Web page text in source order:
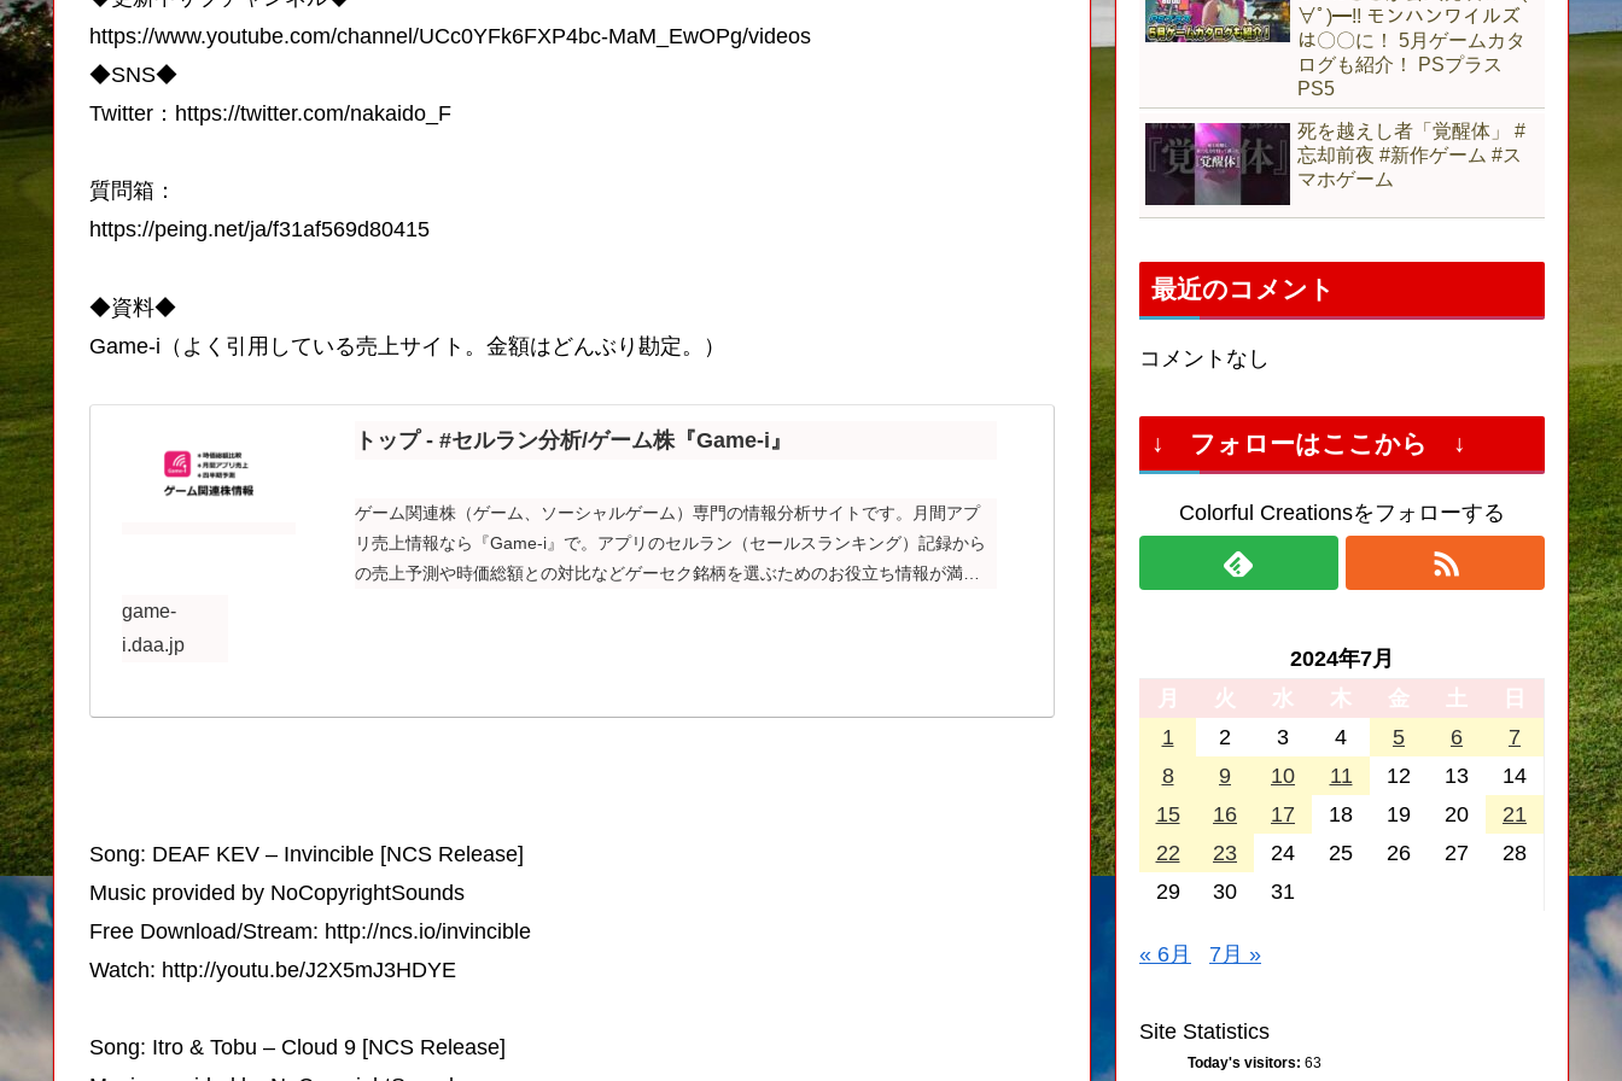
https://www.youtube.com/channel/UCc0YFk6FXP4bc-MaM_EwOPg/videos
◆SNS◆
Twitter：https://twitter.com/nakaido_F​
質問箱：
https://peing.net/ja/f31af569d80415
◆資料◆
Game-i（よく引用している売上サイト。金額はどんぶり勘定。）
トップ - #セルラン分析/ゲーム株『Game-i』
ゲーム関連株（ゲーム、ソーシャルゲーム）専門の情報分析サイトです。月間アプ
リ売上情報なら『Game-i』で。アプリのセルラン（セールスランキング）記録から
の売上予測や時価総額との対比などゲーセク銘柄を選ぶためのお役立ち情報が満載
game-
i.daa.jp
Song: DEAF KEV – Invincible [NCS Release]
Music provided by NoCopyrightSounds
Free Download/Stream: http://ncs.io/invincible
Watch: http://youtu.be/J2X5mJ3HDYE
Song: Itro & Tobu – Cloud 9 [NCS Release]
∀ﾟ)━!! モンハンワイルズ
は〇〇に！ 5月ゲームカタ
ログも紹介！ PSプラス
PS5
死を越えし者「覚醒体」 #
忘却前夜 #新作ゲーム #ス
マホゲーム
最近のコメント
コメントなし
↓ フォローはここから ↓
Colorful Creationsをフォローする
2024年7月
月
火 水 木 金 土
日
1
2 3 4 5 6
7
8
9 10 11 12 13
14
15
16 17 18 19 20
21
22
23 24 25 26 27
28
29
30 31
« 6月 7月 »
Site Statistics
Today's visitors: 63